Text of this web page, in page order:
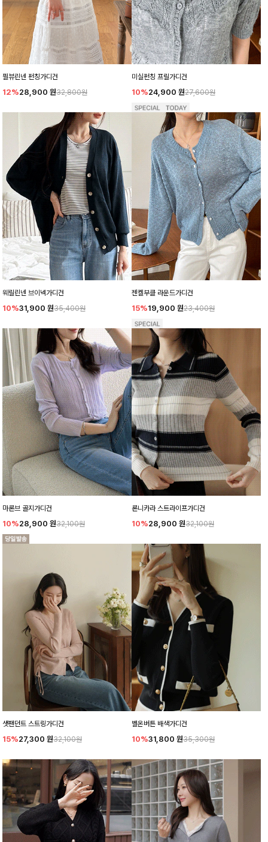
필뷰린넨 펀칭가디건
12%28,900 원32,800원
미실펀칭 프릴가디건
10%24,900 원27,600원
웨릴린넨 브이넥가디건
10%31,900 원35,400원
젠켈부클 라운드가디건
15%19,900 원23,400원
마론브 골지가디건
10%28,900 원32,100원
론니카라 스트라이프가디건
10%28,900 원32,100원
샛팬던트 스트링가디건
15%27,300 원32,100원
벨온버튼 배색가디건
10%31,800 원35,300원